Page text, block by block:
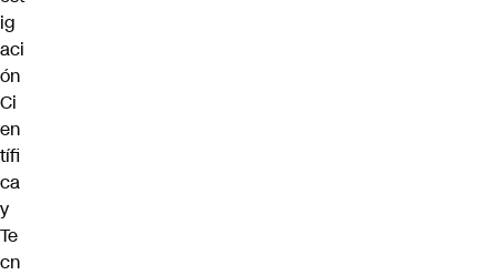
ig
aci
ón
Ci
en
tífi
ca
y
Te
cn